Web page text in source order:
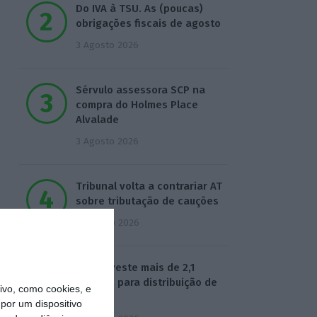
como cookies, e
um dispositivo
Do IVA à TSU. As (poucas)
obrigações fiscais de agosto
3 Agosto 2026
Sérvulo assessora SCP na
compra do Holmes Place
Alvalade
3 Agosto 2026
Tribunal volta a contrariar AT
sobre tributação de cauções
4 Agosto 2026
Beja investe mais de 2,1
milhões para distribuição de
água